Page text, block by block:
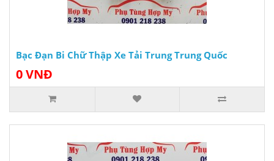
Bạc Đạn Bi Chữ Thập Xe Tải Trung Trung Quốc
0 VNĐ